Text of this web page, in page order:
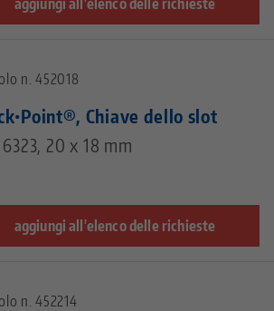
n. 452018
Chiave dello slot
20 x 18 mm
aggiungi all'elenco delle richieste
n. 452214